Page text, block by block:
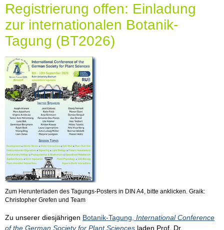
Registrierung offen: Einladung
zur internationalen Botanik-
Tagung (BT2026)
Zum Herunterladen des Tagungs-Posters in DIN A4, bitte anklicken. Graik:
Christopher Grefen und Team
Zu unserer diesjährigen Botanik-Tagung, International Conference
of the German Society for Plant Sciences laden Prof. Dr.